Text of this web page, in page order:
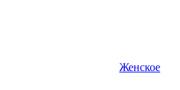
Женское